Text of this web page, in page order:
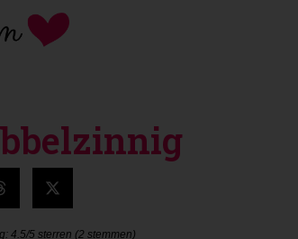
4.5/5 sterren (2 stemmen)